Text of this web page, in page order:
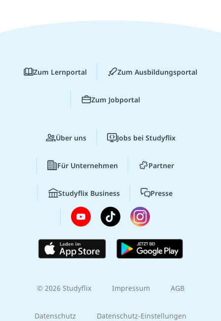
Zum Lernportal Zum Ausbildungsportal
Zum Jobportal
Über uns Jobs bei Studyflix
Für Unternehmen Partner
Studyflix Business Presse
© 2026 Studyflix Impressum AGB
Datenschutz Datenschutz-Einstellungen